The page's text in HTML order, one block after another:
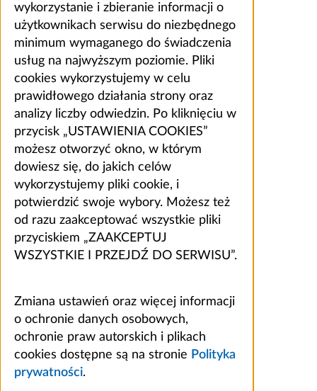
wykorzystanie i zbieranie informacji o
użytkownikach serwisu do niezbędnego
minimum wymaganego do świadczenia
usług na najwyższym poziomie. Pliki
cookies wykorzystujemy w celu
prawidłowego działania strony oraz
analizy liczby odwiedzin. Po kliknięciu w
przycisk „USTAWIENIA COOKIES”
możesz otworzyć okno, w którym
dowiesz się, do jakich celów
wykorzystujemy pliki cookie, i
potwierdzić swoje wybory. Możesz też
od razu zaakceptować wszystkie pliki
przyciskiem „ZAAKCEPTUJ
WSZYSTKIE I PRZEJDŹ DO SERWISU”.
Zmiana ustawień oraz więcej informacji
o ochronie danych osobowych,
ochronie praw autorskich i plikach
cookies dostępne są na stronie Polityka
prywatności.